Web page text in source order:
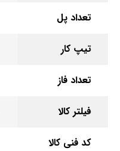
تعداد پل
تیپ کار
تعداد فاز
فیلتر کالا
کد فنی کالا